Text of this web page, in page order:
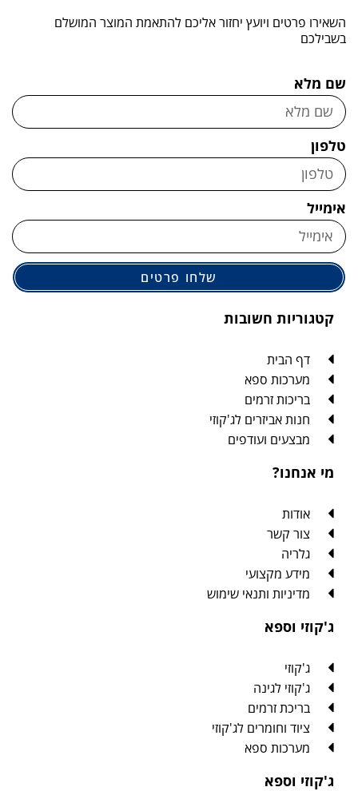
השאירו פרטים ויועץ יחזור אליכם להתאמת המוצר המושלם
בשבילכם
שם מלא
טלפון
אימייל
שלחו פרטים
קטגוריות חשובות
דף הבית
מערכות ספא
בריכות זרמים
חנות אביזרים לג'קוזי
מבצעים ועודפים
מי אנחנו?
אודות
צור קשר
גלריה
מידע מקצועי
מדיניות ותנאי שימוש
ג'קוזי וספא
ג'קוזי
ג'קוזי לגינה
בריכת זרמים
ציוד וחומרים לג'קוזי
מערכות ספא
ג'קוזי וספא